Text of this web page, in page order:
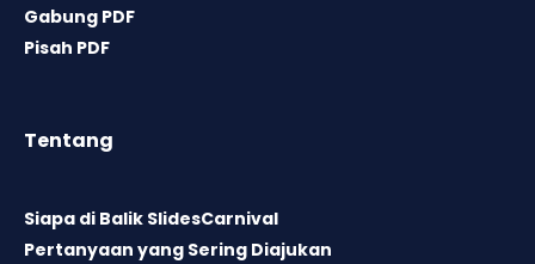
Gabung PDF
Pisah PDF
Tentang
Siapa di Balik SlidesCarnival
Pertanyaan yang Sering Diajukan